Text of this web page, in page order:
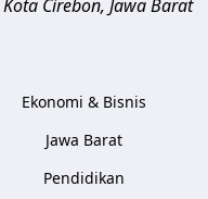
Kota Cirebon, Jawa Barat
Ekonomi & Bisnis
Jawa Barat
Pendidikan